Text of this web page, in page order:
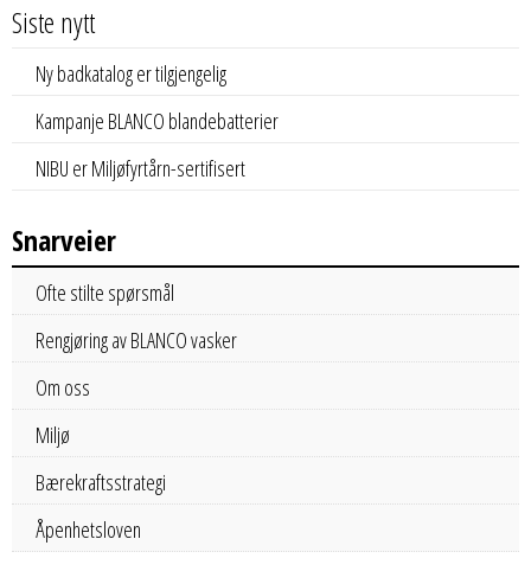
Siste nytt
Ny badkatalog er tilgjengelig
Kampanje BLANCO blandebatterier
NIBU er Miljøfyrtårn-sertifisert
Snarveier
Ofte stilte spørsmål
Rengjøring av BLANCO vasker
Om oss
Miljø
Bærekraftsstrategi
Åpenhetsloven